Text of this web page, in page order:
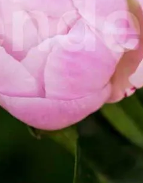
Фото И Названия, Виды И